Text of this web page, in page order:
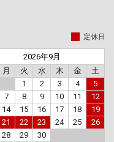
定休日
2026年9月
月 火 水 木 金
土
1
2 3 4
5
7 8 9 10 11
12
14 15 16 17 18
19
21 22 23 24 25
26
28 29 30